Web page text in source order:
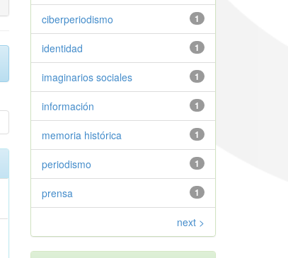
1
ciberperiodismo
1
identidad
1
imaginarios sociales
1
información
1
memoria histórica
1
periodismo
1
prensa
next >